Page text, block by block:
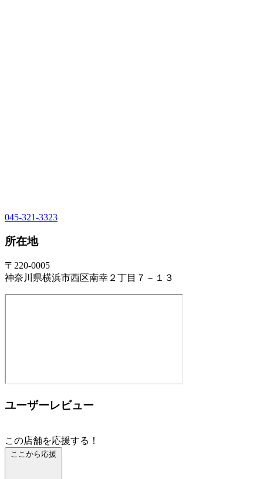
045-321-3323
所在地
〒220-0005
神奈川県横浜市西区南幸２丁目７－１３
ユーザーレビュー
この店舗を応援する！
ここから応援